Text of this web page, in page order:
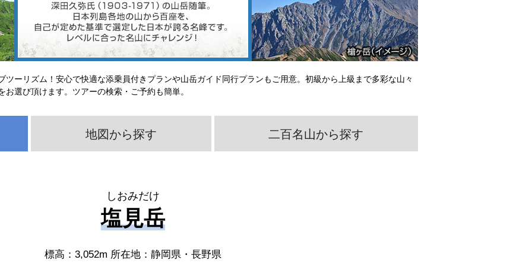
ツーリズム！安心で快適な添乗員付きプランや山岳ガイド同行プランもご用意。初級から上級まで多彩な山々
選び頂けます。ツアーの検索・ご予約も簡単。
地図から探す 二百名山から探す
しおみだけ
塩見岳
標高：3,052m 所在地：静岡県・長野県